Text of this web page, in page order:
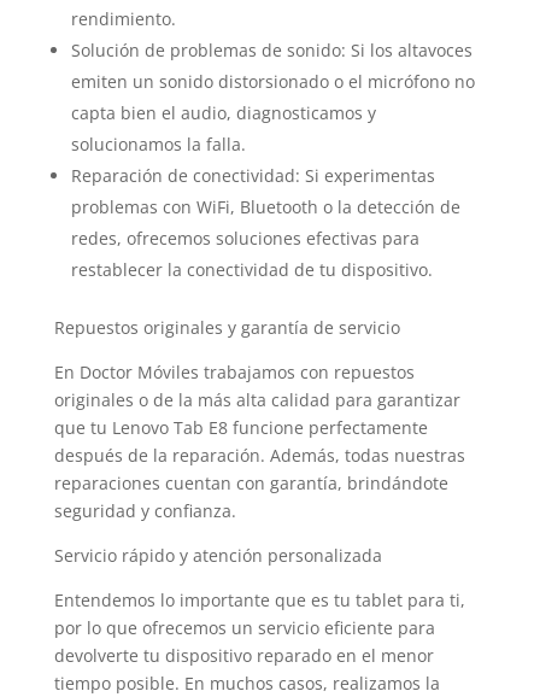
rendimiento.
Solución de problemas de sonido: Si los altavoces
emiten un sonido distorsionado o el micrófono no
capta bien el audio, diagnosticamos y
solucionamos la falla.
Reparación de conectividad: Si experimentas
problemas con WiFi, Bluetooth o la detección de
redes, ofrecemos soluciones efectivas para
restablecer la conectividad de tu dispositivo.
Repuestos originales y garantía de servicio
En Doctor Móviles trabajamos con repuestos
originales o de la más alta calidad para garantizar
que tu Lenovo Tab E8 funcione perfectamente
después de la reparación. Además, todas nuestras
reparaciones cuentan con garantía, brindándote
seguridad y confianza.
Servicio rápido y atención personalizada
Entendemos lo importante que es tu tablet para ti,
por lo que ofrecemos un servicio eficiente para
devolverte tu dispositivo reparado en el menor
tiempo posible. En muchos casos, realizamos la